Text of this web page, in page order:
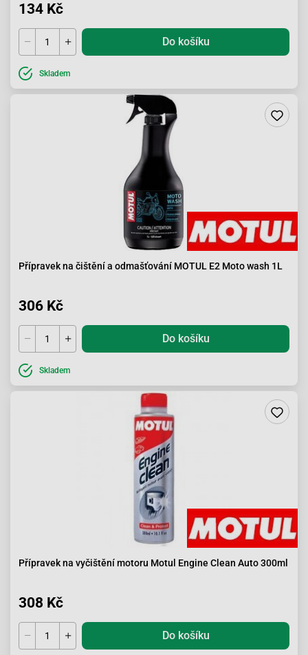
134 Kč
Do košíku
Skladem
Přípravek na čištění a odmašťování MOTUL E2 Moto wash 1L
306 Kč
Do košíku
Skladem
Přípravek na vyčištění motoru Motul Engine Clean Auto 300ml
308 Kč
Do košíku